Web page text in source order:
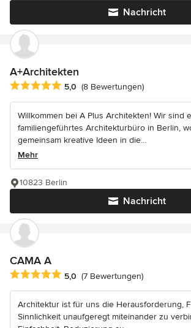
Nachricht
A+Architekten
Durchschnittliche Bewertung: 5 von 5
5,0 (8 Bewertungen)
Willkommen bei A Plus Architekten! Wir sind
familiengeführtes Architekturbüro in Berlin,
gemeinsam kreative Ideen in die...
Mehr
Nachricht
10823 Berlin
CAMA A
Durchschnittliche Bewertung: 5 von 5
5,0 (7 Bewertungen)
Architektur ist für uns die Herausforderung,
Sinnlichkeit unaufgeregt miteinander zu